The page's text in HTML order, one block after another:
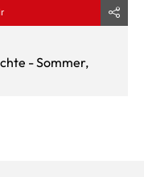
- Sommer,